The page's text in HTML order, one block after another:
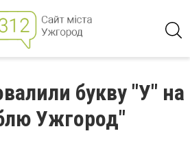
букву "У" на
Ужгород"